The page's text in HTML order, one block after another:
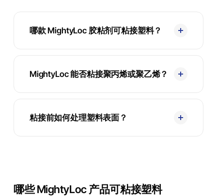
哪款 MightyLoc 胶粘剂可粘接塑料？
MightyLoc 能否粘接聚丙烯或聚乙烯？
粘接前如何处理塑料表面？
哪些 MightyLoc 产品可粘接塑料